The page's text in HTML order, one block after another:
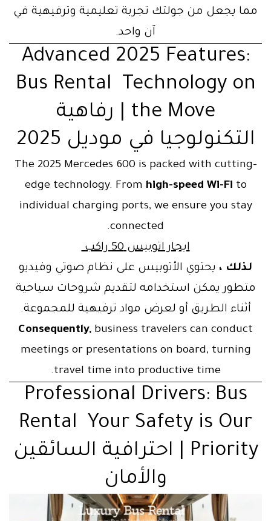
مما يجعل من جولتك تجربة تعليمية وترفيهية في
آن واحد.
Advanced 2025 Features:
Bus Rental Technology on
the Move | رفاهية
التكنولوجيا في موديل 2025
The 2025 Mercedes 600 is packed with cutting-
edge technology. From high-speed Wi-Fi to
individual charging ports, we ensure you stay
connected.
ايجار اتوبيس 50 راكب
لذلك ، يحتوي الأتوبيس على نظام صوتي وفيديو
متطور يمكن استخدامه لتقديم شروحات سياحية
أثناء الطريق أو لعرض مواد ترفيهية للمجموعة.
Consequently, business travelers can conduct
meetings or presentations on board, turning
travel time into productive time.
Professional Drivers: Bus
Rental Your Safety is Our
Priority | احترافية السائقين
والأمان